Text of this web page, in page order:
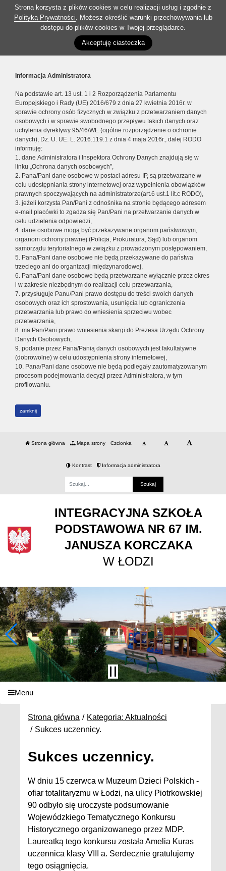
Strona korzysta z plików cookies w celu realizacji usług i zgodnie z
Polityką Prywatności. Możesz określić warunki przechowywania lub
dostępu do plików cookies w Twojej przeglądarce.
Akceptuję ciasteczka
Informacja Administratora
Na podstawie art. 13 ust. 1 i 2 Rozporządzenia Parlamentu
Europejskiego i Rady (UE) 2016/679 z dnia 27 kwietnia 2016r. w
sprawie ochrony osób fizycznych w związku z przetwarzaniem danych
osobowych i w sprawie swobodnego przepływu takich danych oraz
uchylenia dyrektywy 95/46/WE (ogólne rozporządzenie o ochronie
danych), Dz. U. UE. L. 2016.119.1 z dnia 4 maja 2016r., dalej RODO
informuję:
1. dane Administratora i Inspektora Ochrony Danych znajdują się w
linku „Ochrona danych osobowych”,
2. Pana/Pani dane osobowe w postaci adresu IP, są przetwarzane w
celu udostępniania strony internetowej oraz wypełnienia obowiązków
prawnych spoczywających na administratorze(art.6 ust.1 lit.c RODO),
3. jeżeli korzysta Pan/Pani z odnośnika na stronie będącego adresem
e-mail placówki to zgadza się Pan/Pani na przetwarzanie danych w
celu udzielenia odpowiedzi,
4. dane osobowe mogą być przekazywane organom państwowym,
organom ochrony prawnej (Policja, Prokuratura, Sąd) lub organom
samorządu terytorialnego w związku z prowadzonym postępowaniem,
5. Pana/Pani dane osobowe nie będą przekazywane do państwa
trzeciego ani do organizacji międzynarodowej,
6. Pana/Pani dane osobowe będą przetwarzane wyłącznie przez okres
i w zakresie niezbędnym do realizacji celu przetwarzania,
7. przysługuje Panu/Pani prawo dostępu do treści swoich danych
osobowych oraz ich sprostowania, usunięcia lub ograniczenia
przetwarzania lub prawo do wniesienia sprzeciwu wobec
przetwarzania,
8. ma Pan/Pani prawo wniesienia skargi do Prezesa Urzędu Ochrony
Danych Osobowych,
9. podanie przez Pana/Panią danych osobowych jest fakultatywne
(dobrowolne) w celu udostępnienia strony internetowej,
10. Pana/Pani dane osobowe nie będą podlegały zautomatyzowanym
procesom podejmowania decyzji przez Administratora, w tym
profilowaniu.
zamknij
Strona główna Mapa strony Czcionka
Kontrast Informacja administratora
INTEGRACYJNA SZKOŁA
PODSTAWOWA NR 67 IM.
JANUSZA KORCZAKA
W ŁODZI
Menu
Strona główna
Kategoria: Aktualności
Sukces uczennicy.
Sukces uczennicy.
W dniu 15 czerwca w Muzeum Dzieci Polskich -
ofiar totalitaryzmu w Łodzi, na ulicy Piotrkowskiej
90 odbyło się uroczyste podsumowanie
Wojewódzkiego Tematycznego Konkursu
Historycznego organizowanego przez MDP.
Laureatką tego konkursu została Amelia Kuras
uczennica klasy VIII a. Serdecznie gratulujemy
tego osiągnięcia.